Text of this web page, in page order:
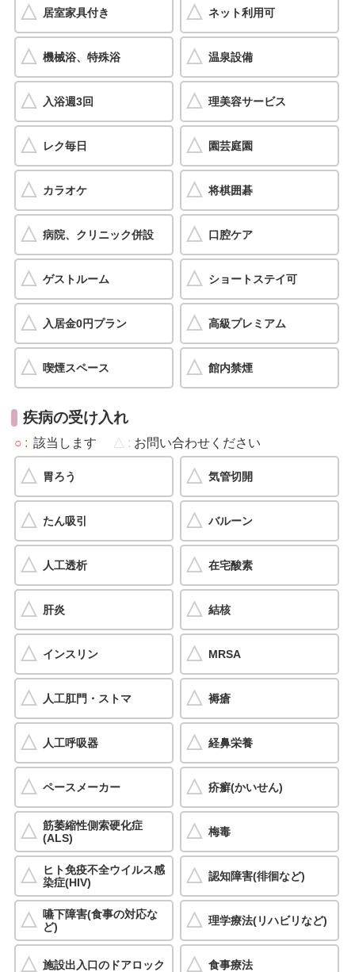
居室家具付き ネット利用可
機械浴、特殊浴 温泉設備
入浴週3回 理美容サービス
レク毎日 園芸庭園
カラオケ 将棋囲碁
病院、クリニック併設 口腔ケア
ゲストルーム ショートステイ可
入居金0円プラン 高級プレミアム
喫煙スペース 館内禁煙
疾病の受け入れ
○ 該当します △ お問い合わせください
胃ろう 気管切開
たん吸引 バルーン
人工透析 在宅酸素
肝炎 結核
インスリン MRSA
人工肛門・ストマ 褥瘡
人工呼吸器 経鼻栄養
ペースメーカー 疥癬(かいせん)
筋萎縮性側索硬化症
(ALS)
梅毒
ヒト免疫不全ウイルス感
染症(HIV)
認知障害(徘徊など)
嚥下障害(食事の対応な
ど)
理学療法(リハビリなど)
施設出入口のドアロック 食事療法